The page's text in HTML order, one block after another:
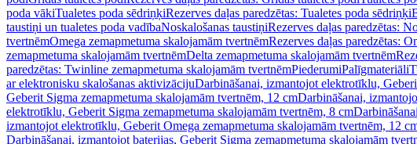
poda vākiTualetes poda sēdriņķiRezerves daļas paredzētas: Tualetes poda sēdriņķi
taustiņi un tualetes poda vadībaNoskalošanas taustiņiRezerves daļas paredzētas:
tvertnēmOmega zemapmetuma skalojamām tvertnēmRezerves daļas paredzētas:
zemapmetuma skalojamām tvertnēmDelta zemapmetuma skalojamām tvertnēm
paredzētas: Twinline zemapmetuma skalojamām tvertnēmPiederumiPalīgmateriāli
ar elektronisku skalošanas aktivizācijuDarbināšanai, izmantojot elektrotīklu,
Geberit Sigma zemapmetuma skalojamām tvertnēm, 12 cmDarbināšanai,
elektrotīklu, Geberit Sigma zemapmetuma skalojamām tvertnēm, 8 cm
izmantojot elektrotīklu, Geberit Omega zemapmetuma skalojamām tvertnēm, 12
Darbināšanai, izmantojot baterijas, Geberit Sigma zemapmetuma skalojamām